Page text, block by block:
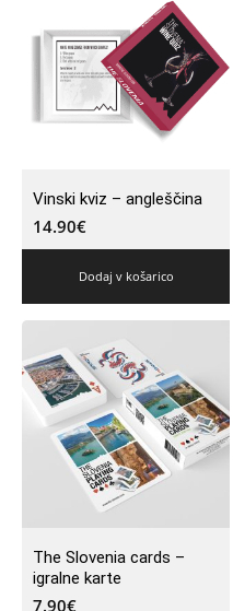
Vinski kviz – angleščina
14.90€
Dodaj v košarico
The Slovenia cards –
igralne karte
7.90€